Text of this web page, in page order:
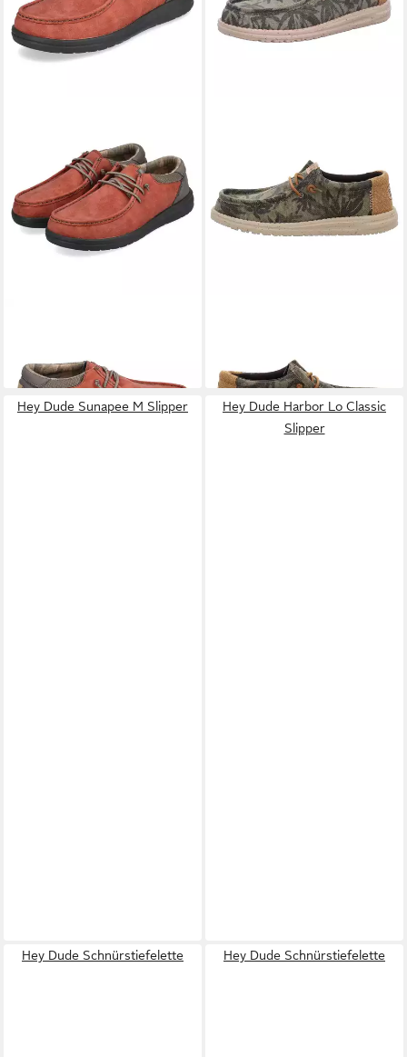
ab 74,99 €
(74,90 €/ 1 Paar)
Hey Dude Sunapee M Slipper
Hey Dude Harbor Lo Classic
Slipper
Hey Dude Schnürstiefelette Hey Dude Schnürstiefelette